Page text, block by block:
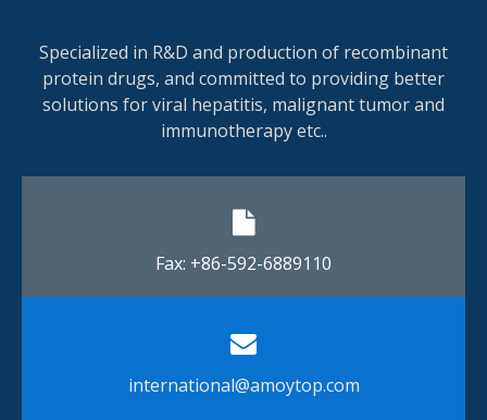
Specialized in R&D and production of recombinant
protein drugs, and committed to providing better
solutions for viral hepatitis, malignant tumor and
immunotherapy etc..
Fax: +86-592-6889110​​​​​​​
international@amoytop.com​​​​​​​